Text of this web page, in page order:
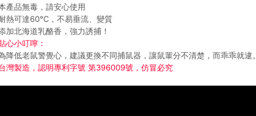
產品無毒，請安心使用
熱可達60℃，不易垂流、變質
加北海道乳酪香，強力誘捕！
心小叮嚀：
降低老鼠警覺心，建議更換不同捕鼠器，讓鼠輩分不清楚，而乖乖就逮。
灣製造，認明專利字號 第396009號，仿冒必究